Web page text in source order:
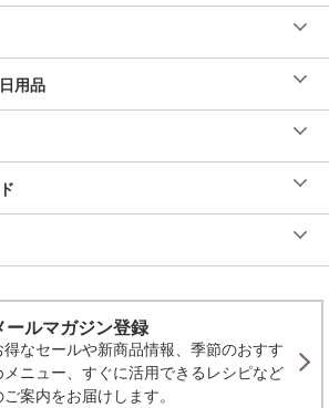
用品
ールマガジン登録
得なセールや新商品情報、季節のおすす
メニュー、すぐに活用できるレシピなど
ご案内をお届けします。